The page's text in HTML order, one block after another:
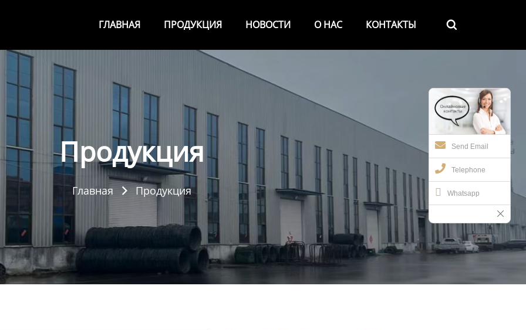
ГЛАВНАЯ ПРОДУКЦИЯ НОВОСТИ О НАС КОНТАКТЫ 
Send Email
Telephone
Whatsapp
Продукция
Главная  Продукция